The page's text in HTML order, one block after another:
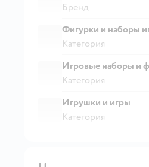
Бренд
Фигурки и наборы
Категория
Игровые наборы и
Категория
Игрушки и игры
Категория